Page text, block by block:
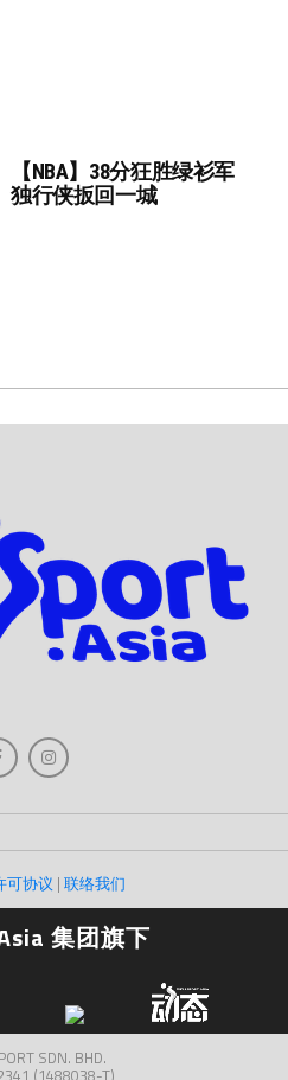
【NBA】38分狂胜绿衫军
独行侠扳回一城
可协议 | 联络我们
集团旗下
SDN. BHD.
(1488038-T)